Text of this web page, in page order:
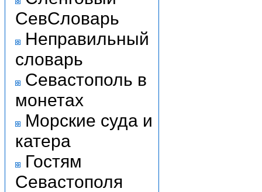
СевСловарь
Неправильный
словарь
Севастополь в
монетах
Морские суда и
катера
Гостям
Севастополя